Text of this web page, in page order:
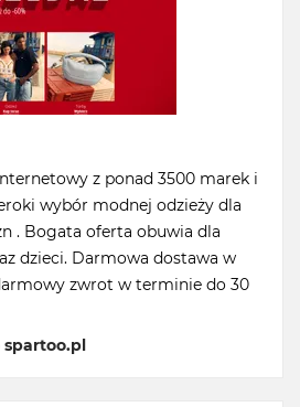
z ponad 3500 marek i
wybór modnej odzieży dla
. Bogata oferta obuwia dla
dzieci. Darmowa dostawa w
zwrot w terminie do 30
spartoo.pl